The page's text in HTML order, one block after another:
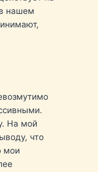
нашем
На мой
что
мои